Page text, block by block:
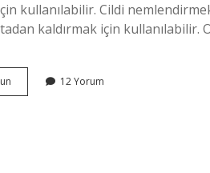
kullanılabilir. Cildi
kaldırmak için kullanılabilir.
Kremler
12 Yorum